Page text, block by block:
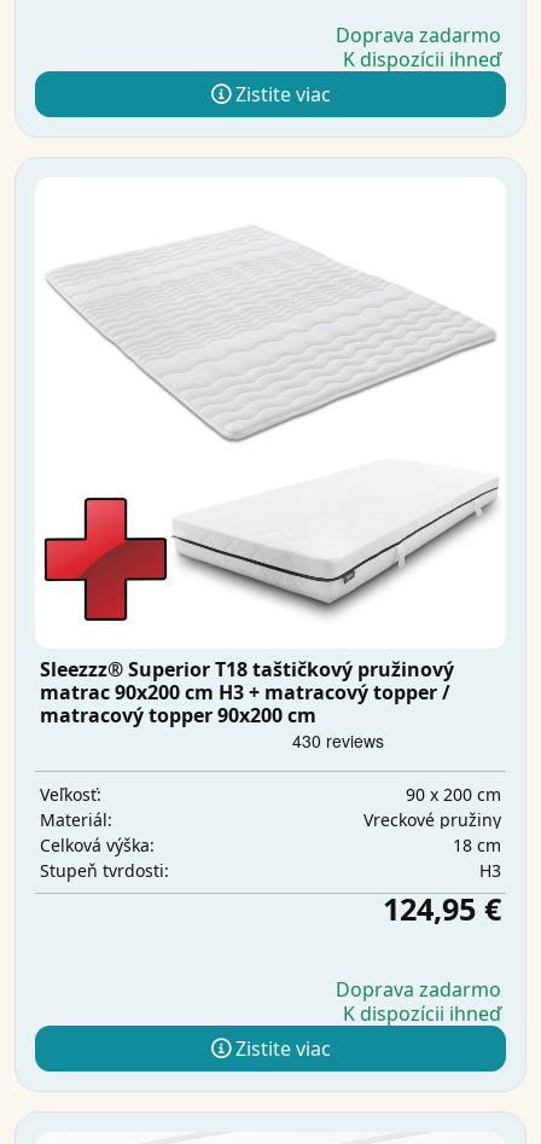
Doprava zadarmo
K dispozícii ihneď
Zistite viac
Sleezzz® Superior T18 taštičkový pružinový
matrac 90x200 cm H3 + matracový topper /
matracový topper 90x200 cm
Veľkosť:
90 x 200 cm
Materiál:
Vreckové pružiny
Celková výška:
18 cm
Stupeň tvrdosti:
H3
124,95 €
Doprava zadarmo
K dispozícii ihneď
Zistite viac